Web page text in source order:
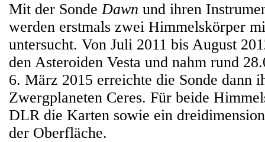
Mit der SondeDawn und ihren
werden erstmals zwei Himmelskörper
untersucht. Von Juli 2011 bis August
den Asteroiden Vesta und nahm rund
6. März 2015 erreichte die Sonde dann
Zwergplaneten Ceres. Für beide
DLR die Karten sowie ein
der Oberfläche.